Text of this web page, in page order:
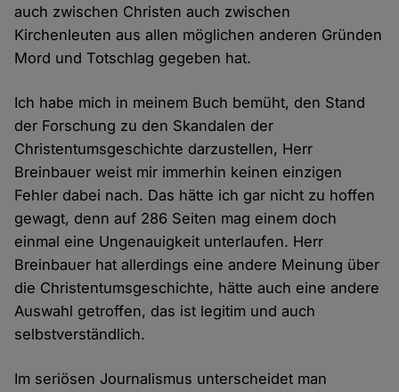
auch zwischen Christen auch zwischen
Kirchenleuten aus allen möglichen anderen Gründen
Mord und Totschlag gegeben hat.
Ich habe mich in meinem Buch bemüht, den Stand
der Forschung zu den Skandalen der
Christentumsgeschichte darzustellen, Herr
Breinbauer weist mir immerhin keinen einzigen
Fehler dabei nach. Das hätte ich gar nicht zu hoffen
gewagt, denn auf 286 Seiten mag einem doch
einmal eine Ungenauigkeit unterlaufen. Herr
Breinbauer hat allerdings eine andere Meinung über
die Christentumsgeschichte, hätte auch eine andere
Auswahl getroffen, das ist legitim und auch
selbstverständlich.
Im seriösen Journalismus unterscheidet man